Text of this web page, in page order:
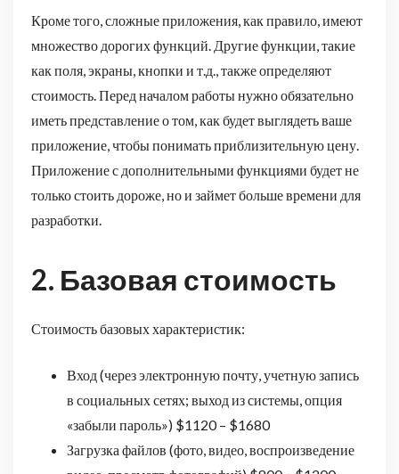
Кроме того, сложные приложения, как правило, имеют
множество дорогих функций. Другие функции, такие
как поля, экраны, кнопки и т.д., также определяют
стоимость. Перед началом работы нужно обязательно
иметь представление о том, как будет выглядеть ваше
приложение, чтобы понимать приблизительную цену.
Приложение с дополнительными функциями будет не
только стоить дороже, но и займет больше времени для
разработки.
2. Базовая стоимость
Стоимость базовых характеристик:
Вход (через электронную почту, учетную запись
в социальных сетях; выход из системы, опция
«забыли пароль») $1120 – $1680
Загрузка файлов (фото, видео, воспроизведение